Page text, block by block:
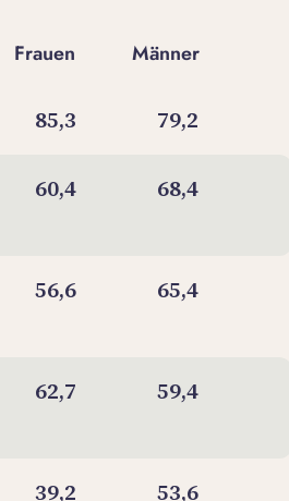
Frauen Männer
85,3 79,2
60,4 68,4
56,6 65,4
62,7 59,4
39,2 53,6